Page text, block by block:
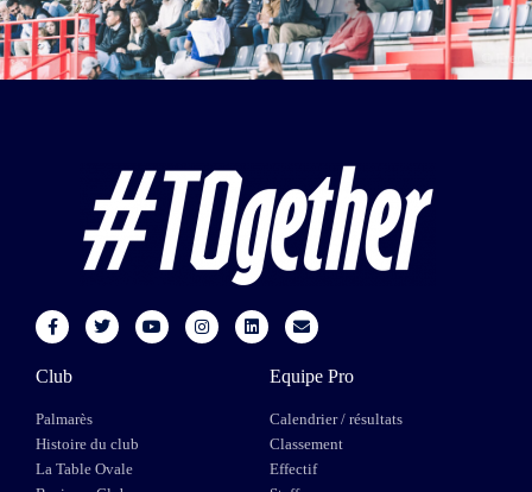
Club
Palmarès
Histoire du club
La Table Ovale
Equipe Pro
Calendrier / résultats
Classement
Effectif